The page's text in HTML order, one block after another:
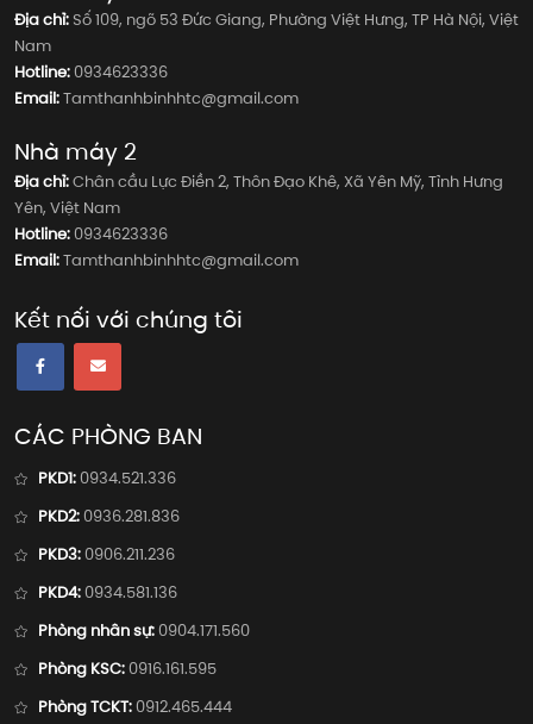
Địa chỉ:Số 109, ngõ 53 Đức Giang, Phường Việt Hưng, TP Hà Nội, Việt
Nam
Hotline:0934623336
Email:Tamthanhbinhhtc@gmail.com
Nhà máy 2
Địa chỉ:Chân cầu Lực Điền 2, Thôn Đạo Khê, Xã Yên Mỹ, Tỉnh Hưng
Yên, Việt Nam
Hotline:0934623336
Email:Tamthanhbinhhtc@gmail.com
Kết nối với chúng tôi
CÁC PHÒNG BAN
PKD1:0934.521.336
PKD2:0936.281.836
PKD3:0906.211.236
PKD4:0934.581.136
Phòng nhân sự:0904.171.560
Phòng KSC:0916.161.595
Phòng TCKT:0912.465.444